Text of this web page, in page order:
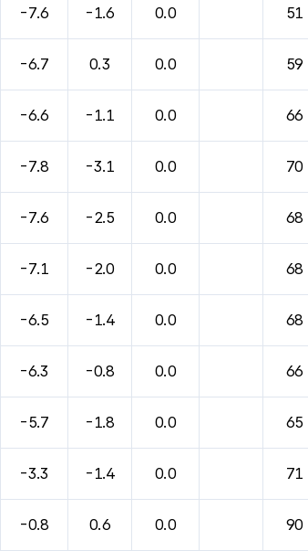
-7.6 -1.6 0.0 51
-6.7 0.3 0.0 59
-6.6 -1.1 0.0 66
-7.8 -3.1 0.0 70
-7.6 -2.5 0.0 68
-7.1 -2.0 0.0 68
-6.5 -1.4 0.0 68
-6.3 -0.8 0.0 66
-5.7 -1.8 0.0 65
-3.3 -1.4 0.0 71
-0.8 0.6 0.0 90